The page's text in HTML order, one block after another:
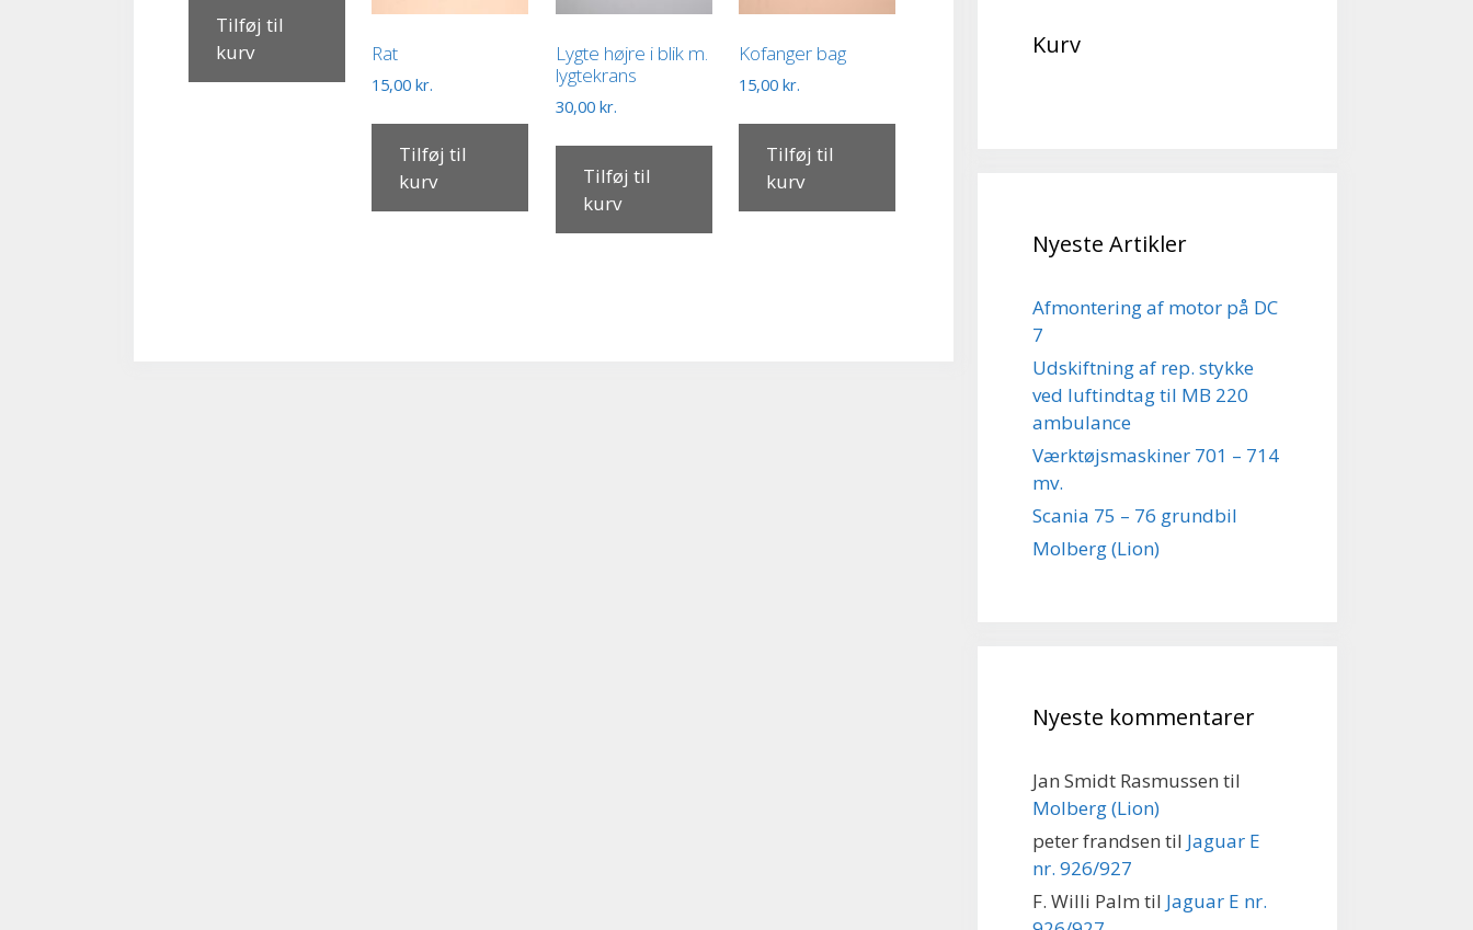
Tilføj til
kurv
Rat
15,00kr.
Tilføj til
kurv
Lygte højre i blik m.
lygtekrans
30,00 kr.
Tilføj til
kurv
Kofanger bag
15,00kr.
Tilføj til
kurv
Kurv
Nyeste Artikler
Afmontering af motor på DC
7
Udskiftning af rep. stykke
ved luftindtag til MB 220
ambulance
Værktøjsmaskiner 701 – 714
mv.
Scania 75 – 76 grundbil
Molberg (Lion)
Nyeste kommentarer
Jan Smidt Rasmussen til
Molberg (Lion)
peter frandsen til Jaguar E
nr. 926/927
F. Willi Palm til Jaguar E nr.